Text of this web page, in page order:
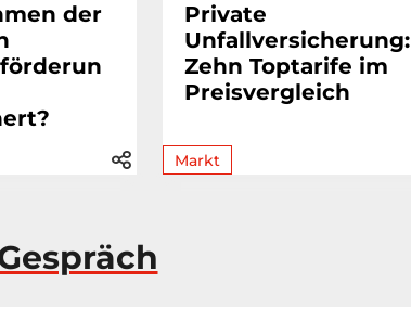
der
Private
Unfallversicherung:
Zehn Toptarife im
Preisvergleich
Markt